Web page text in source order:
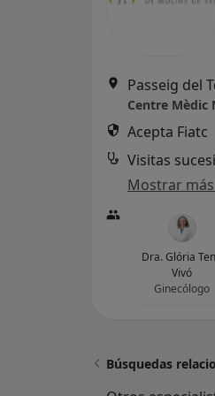
Passeig del
Centre Mèdic
Acepta Fiatc
Visitas
Mostrar
Dra. Glória
Vivó
Ginecólogo
Búsquedas